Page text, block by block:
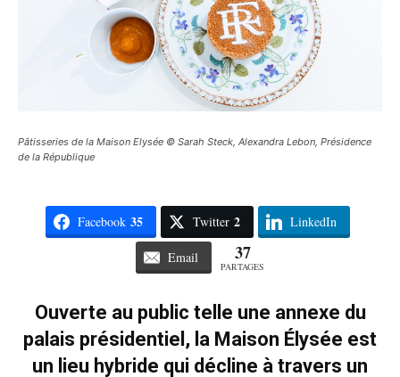
Pâtisseries de la Maison Elysée © Sarah Steck, Alexandra Lebon, Présidence
de la République
Facebook 35 Twitter 2 LinkedIn
Email 37
PARTAGES
Ouverte au public telle une annexe du
palais présidentiel, la Maison Élysée est
un lieu hybride qui décline à travers un